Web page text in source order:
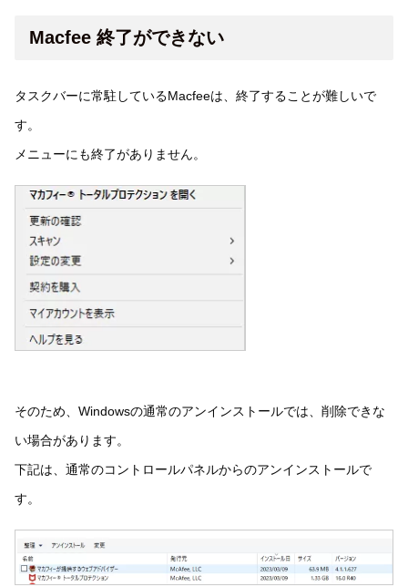
Macfee 終了ができない
タスクバーに常駐しているMacfeeは、終了することが難しいで
す。
メニューにも終了がありません。
そのため、Windowsの通常のアンインストールでは、削除できな
い場合があります。
下記は、通常のコントロールパネルからのアンインストールで
す。